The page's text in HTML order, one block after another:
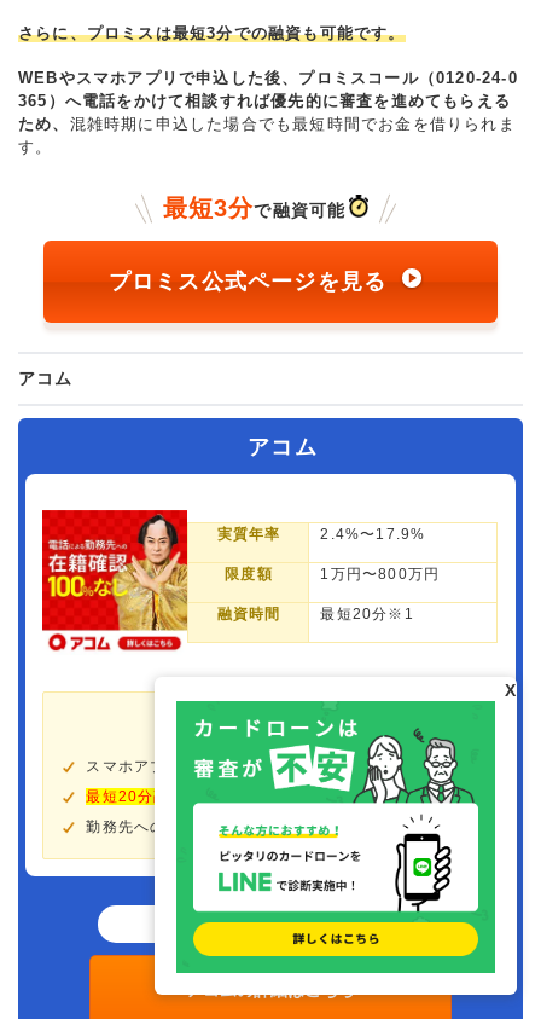
さらに、プロミスは最短3分での融資も可能です。
WEBやスマホアプリで申込した後、プロミスコール（0120-24-0
365）へ電話をかけて相談すれば優先的に審査を進めてもらえる
ため、 混雑時期に申込した場合でも最短時間でお金を借りられま
す。
最短3分で融資可能
プロミス公式ページを見る
アコム
アコム
実質年率 2.4%〜17.9%
限度額 1万円〜800万円
融資時間 最短20分※1
おすすめポイント
スマホアプリ
「myac」で完結！
最短20分融資可
勤務先への在籍確認の電話が100%なし
審査結果が事前に分かる!!
アコムの詳細はこちら
X